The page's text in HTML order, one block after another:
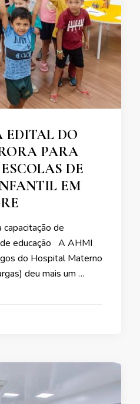
DO
PARA
DE
EM
capacitação de
educação A AHMI
do Hospital Materno
deu mais um …